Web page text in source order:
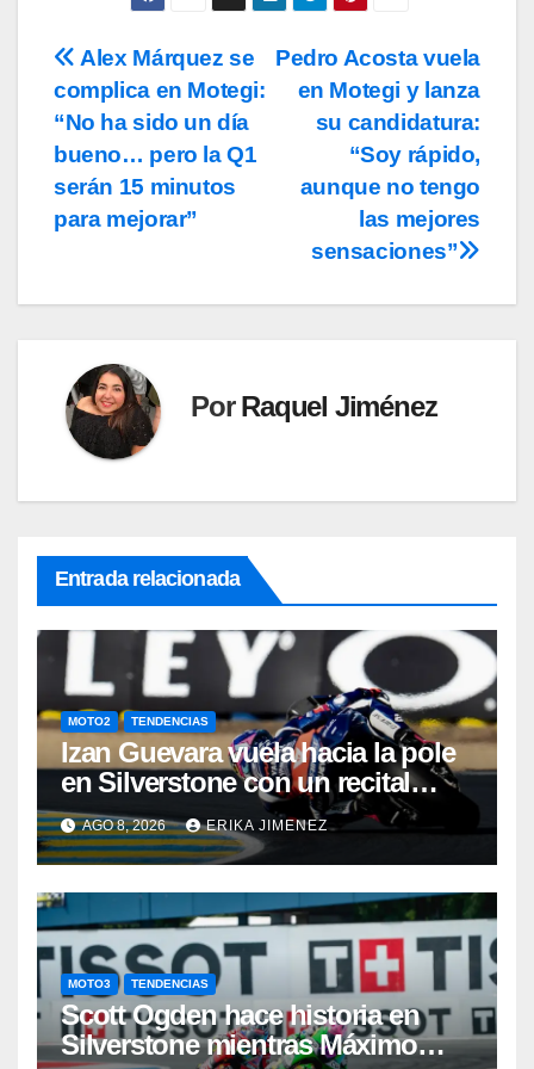
Navegación
de
entradas
Pedro Acosta vuela
en Motegi y lanza
su candidatura:
“Soy rápido,
aunque no tengo
las mejores
sensaciones”
Alex Márquez se
complica en Motegi:
“No ha sido un día
bueno… pero la Q1
serán 15 minutos
para mejorar”
PorRaquel Jiménez
Entrada relacionada
MOTO2 TENDENCIAS
Izan Guevara vuela hacia la pole
en Silverstone con un recital
español en Moto2
AGO 8, 2026 ERIKA JIMENEZ
MOTO3 TENDENCIAS
Scott Ogden hace historia en
Silverstone mientras Máximo